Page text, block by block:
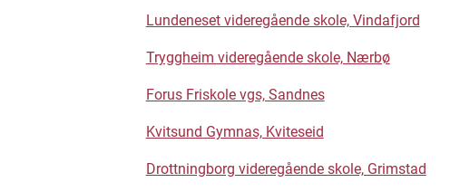
Lundeneset videregående skole, Vindafjord
Tryggheim videregående skole, Nærbø
Forus Friskole vgs, Sandnes
Kvitsund Gymnas, Kviteseid
Drottningborg videregående skole, Grimstad